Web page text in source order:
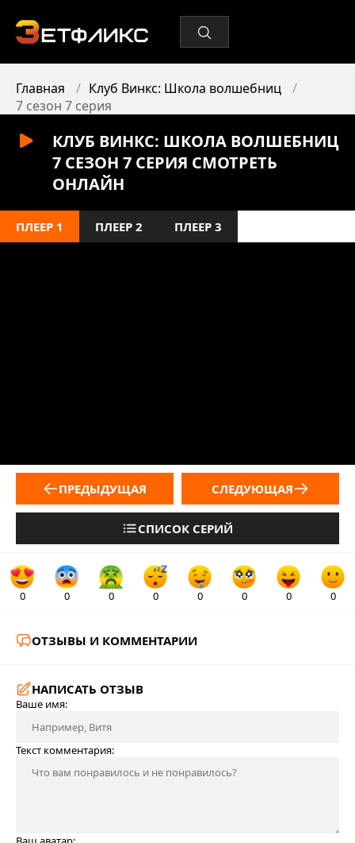
Главная
Клуб Винкс: Школа волшебниц
7 сезон 7 серия
КЛУБ ВИНКС: ШКОЛА ВОЛШЕБНИЦ
7 СЕЗОН 7 СЕРИЯ СМОТРЕТЬ
ОНЛАЙН
ПЛЕЕР 1 ПЛЕЕР 2 ПЛЕЕР 3
ПРЕДЫДУЩАЯ
СПИСОК СЕРИЙ
СЛЕДУЮЩАЯ
0 0 0 0 0 0 0 0
ОТЗЫВЫ И КОММЕНТАРИИ
НАПИСАТЬ ОТЗЫВ
Ваше имя:
Текст комментария: